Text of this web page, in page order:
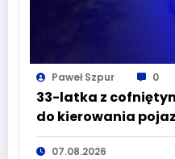
Paweł Szpur 0
33-latka z
do kierowania
wyeliminowana z
07.08.2026